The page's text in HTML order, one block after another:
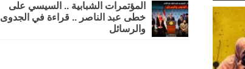
المؤتمرات الشبابية .. السيسي على
خطى عبد الناصر .. قراءة في الجدوى
والرسائل